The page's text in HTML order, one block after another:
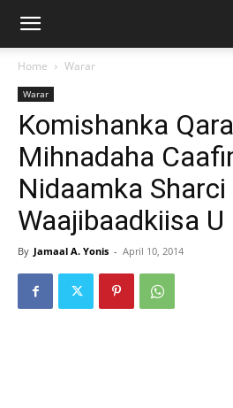
Home Warar
Warar
Komishanka
Mihnadaha
Nidaamka Sharci
Waajibaadkiisa
By Jamaal A. Yonis - April 10, 2014